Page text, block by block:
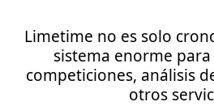
Limetime no es solo
sistema enorme
competiciones, análisis
otros